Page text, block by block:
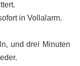
in Vollalarm.
und drei Minuten